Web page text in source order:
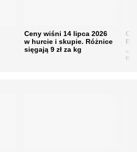
Ceny wiśni 14 lipca 2026
w hurcie i skupie. Różnice
sięgają 9 zł za kg